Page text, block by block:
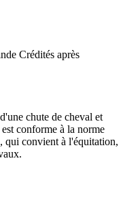
Crédités après
chute de cheval et
conforme à la norme
qui convient à l'équitation,